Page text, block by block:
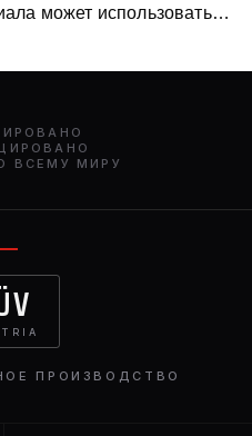
может использоваться
посмотреть в
капот монтируется
петли. При установке
ВСЕМУ МИРУ
ПРОИЗВОДСТВО